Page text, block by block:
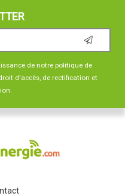
de notre politique de
d'accès, de rectification et